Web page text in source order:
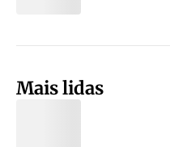
Mais lidas